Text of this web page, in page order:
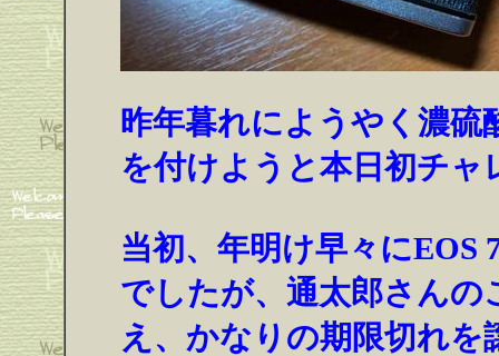
昨年暮れにようやく濃硫
を付けようと本日初チ
当初、年明け早々に
でしたが、通太郎さんの
え、かなりの期限切れ